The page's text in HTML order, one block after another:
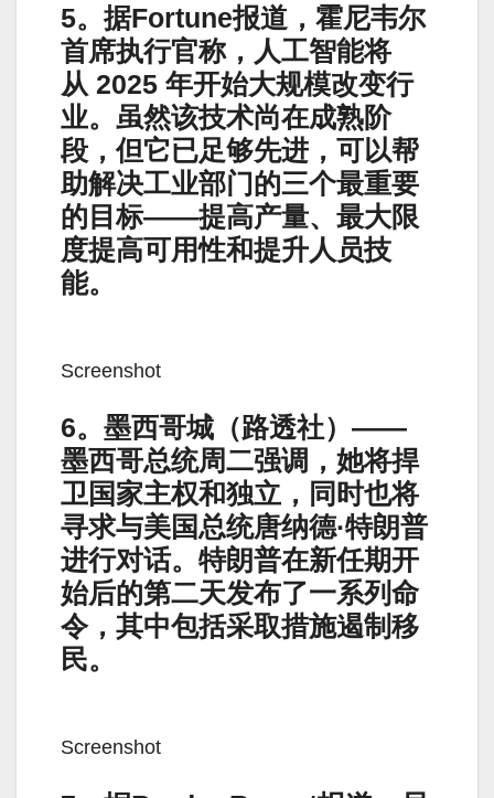
5。据Fortune报道，霍尼韦尔
首席执行官称，人工智能将
从 2025 年开始大规模改变行
业。虽然该技术尚在成熟阶
段，但它已足够先进，可以帮
助解决工业部门的三个最重要
的目标——提高产量、最大限
度提高可用性和提升人员技
能。
Screenshot
6。墨西哥城（路透社）——
墨西哥总统周二强调，她将捍
卫国家主权和独立，同时也将
寻求与美国总统唐纳德·特朗普
进行对话。特朗普在新任期开
始后的第二天发布了一系列命
令，其中包括采取措施遏制移
民。
Screenshot